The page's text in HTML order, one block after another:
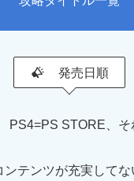
発売日順
STORE、そ
ンテンツが充実して